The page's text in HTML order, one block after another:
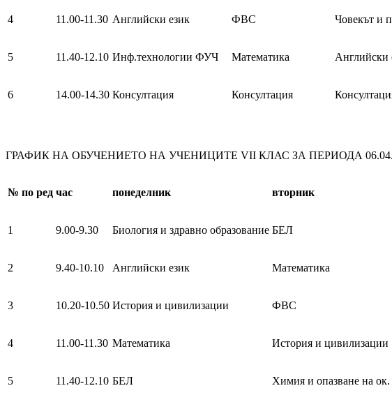
4 11.00-11.30 Английски език ФВС Човекът и
5 11.40-12.10 Инф.технологии ФУЧ Математика Английски
6 14.00-14.30 Консултация Консултация
ГРАФИК НА ОБУЧЕНИЕТО НА УЧЕНИЦИТЕ VII КЛАС ЗА ПЕРИОДА 06.04.-
№ по ред час понеделник вторник
1 9.00-9.30 Биология и здравно образование БЕЛ
2 9.40-10.10 Английски език Математика
3 10.20-10.50 История и цивилизации ФВС
4 11.00-11.30 Математика История и цивилизации
5 11.40-12.10 БЕЛ Химия и опазване на